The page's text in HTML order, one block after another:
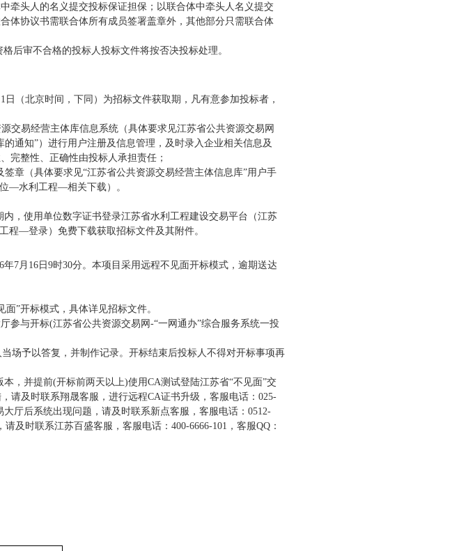
牵头人的名义提交投标保证担保；以联合体中牵头人名义提交
体协议书需联合体所有成员签署盖章外，其他部分只需联合体
后审不合格的投标人投标文件将按否决投标处理。
1 日
（北京时间，下同）为招标文件获取期，凡有意参加投标者，
交易经营主体库信息系统（具体要求见江苏省公共资源交易网
通知”）进行用户注册及信息管理，及时录入企业相关信息及
完整性、正确性由投标人承担责任；
章（具体要求见“江苏省公共资源交易经营主体信息库”用户手
—水利工程—相关下载）。
，使用单位数字证书登录江苏省水利工程建设交易平台（江苏
—登录）免费下载获取招标文件及其附件。
年7月 16 日 9时30分。本项目采用远程不见面开标模式，逾期送达
”开标模式，具体详见招标文件。
参与开标(江苏省公共资源交易网-“一网通办”综合服务系统一投
场予以答复，并制作记录。开标结束后投标人不得对开标事项再
，并提前(开标前两天以上)使用CA测试登陆江苏省“不见面”交
请及时联系翔晟客服，进行远程CA证书升级，客服电话：025-
大厅后系统出现问题，请及时联系新点客服，客服电话：0512-
及时联系江苏百盛客服，客服电话：400-6666-101，客服QQ：